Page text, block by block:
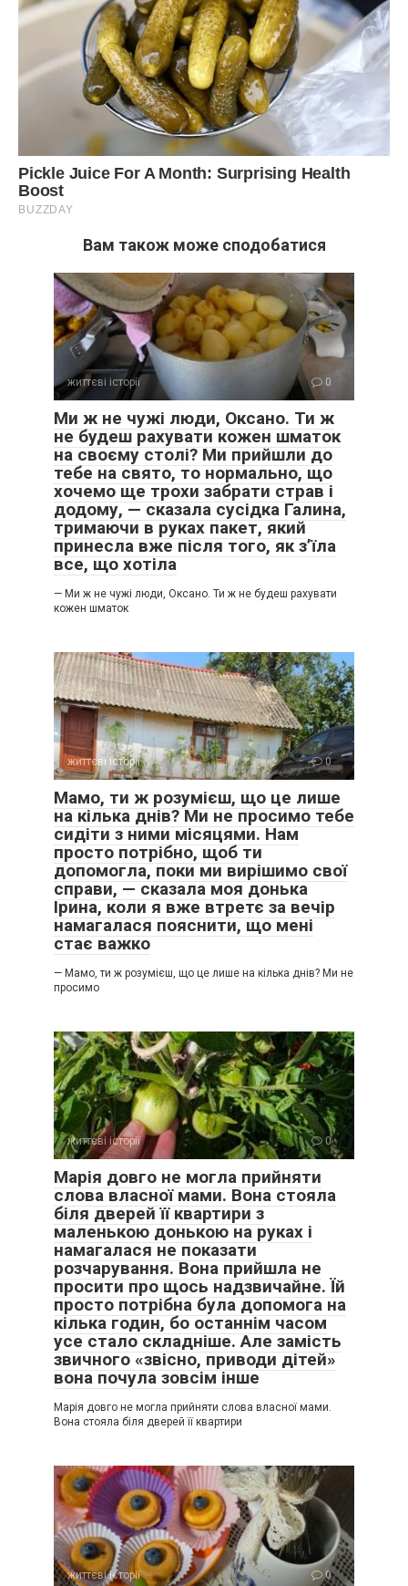
Вам також може сподобатися
життєві історії 0
Ми ж не чужі люди, Оксано. Ти ж
не будеш рахувати кожен шматок
на своєму столі? Ми прийшли до
тебе на свято, то нормально, що
хочемо ще трохи забрати страв і
додому, — сказала сусідка Галина,
тримаючи в руках пакет, який
принесла вже після того, як з’їла
все, що хотіла
— Ми ж не чужі люди, Оксано. Ти ж не будеш рахувати
кожен шматок
життєві історії 0
Мамо, ти ж розумієш, що це лише
на кілька днів? Ми не просимо тебе
сидіти з ними місяцями. Нам
просто потрібно, щоб ти
допомогла, поки ми вирішимо свої
справи, — сказала моя донька
Ірина, коли я вже втретє за вечір
намагалася пояснити, що мені
стає важко
— Мамо, ти ж розумієш, що це лише на кілька днів? Ми не
просимо
життєві історії 0
Марія довго не могла прийняти
слова власної мами. Вона стояла
біля дверей її квартири з
маленькою донькою на руках і
намагалася не показати
розчарування. Вона прийшла не
просити про щось надзвичайне. Їй
просто потрібна була допомога на
кілька годин, бо останнім часом
усе стало складніше. Але замість
звичного «звісно, приводи дітей»
вона почула зовсім інше
Марія довго не могла прийняти слова власної мами.
Вона стояла біля дверей її квартири
життєві історії 0